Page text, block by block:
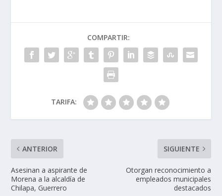
COMPARTIR:
TARIFA:
ANTERIOR
Asesinan a aspirante de
Morena a la alcaldía de
Chilapa, Guerrero
SIGUIENTE
Otorgan reconocimiento a
empleados municipales
destacados